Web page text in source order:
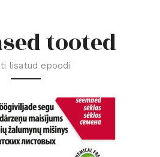
tooted
lisatud epoodi